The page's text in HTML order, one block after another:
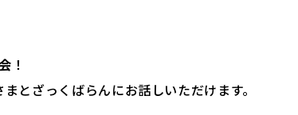
！
とざっくばらんにお話しいただけます。